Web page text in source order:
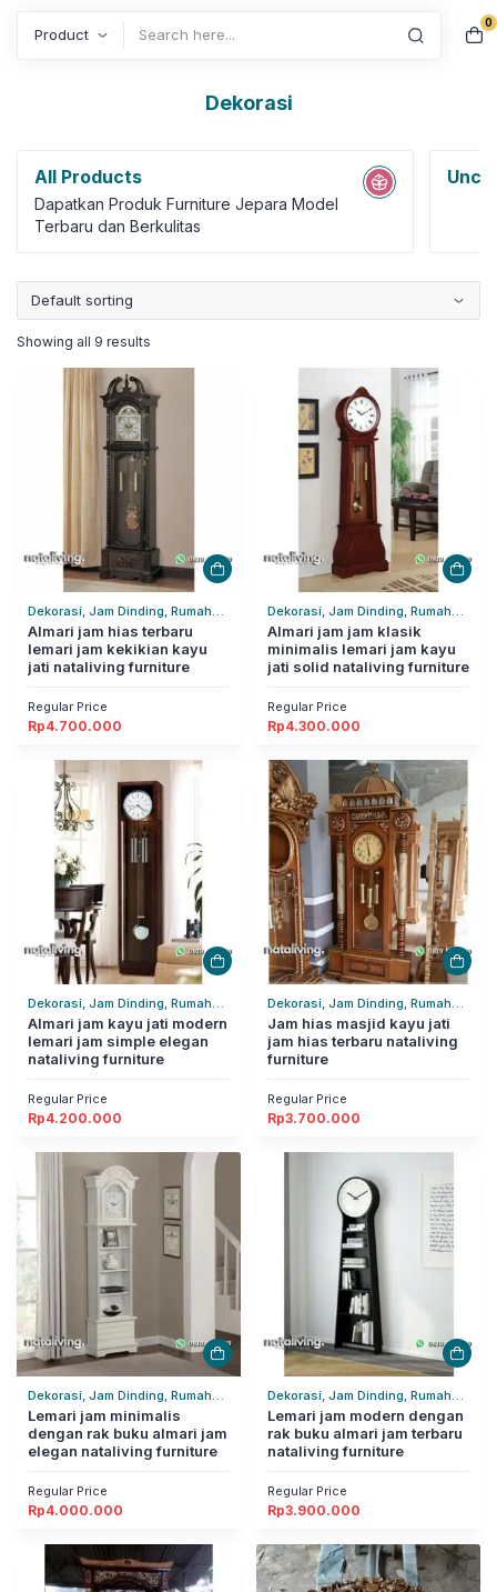
0
Dekorasi
All Products
Dapatkan Produk Furniture Jepara Model
Terbaru dan Berkulitas
Showing all 9 results
Dekorasi, Jam Dinding, Rumah
Tangga
Almari jam hias terbaru
lemari jam kekikian kayu
jati nataliving furniture
Regular Price
Rp4.700.000
Dekorasi, Jam Dinding, Rumah
Tangga
Almari jam jam klasik
minimalis lemari jam kayu
jati solid nataliving furniture
Regular Price
Rp4.300.000
Dekorasi, Jam Dinding, Rumah
Tangga
Almari jam kayu jati modern
lemari jam simple elegan
nataliving furniture
Regular Price
Rp4.200.000
Dekorasi, Jam Dinding, Rumah
Tangga
Jam hias masjid kayu jati
jam hias terbaru nataliving
furniture
Regular Price
Rp3.700.000
Dekorasi, Jam Dinding, Rumah
Tangga
Lemari jam minimalis
dengan rak buku almari jam
elegan nataliving furniture
Regular Price
Rp4.000.000
Dekorasi, Jam Dinding, Rumah
Tangga
Lemari jam modern dengan
rak buku almari jam terbaru
nataliving furniture
Regular Price
Rp3.900.000